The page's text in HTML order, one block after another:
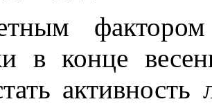
в конце